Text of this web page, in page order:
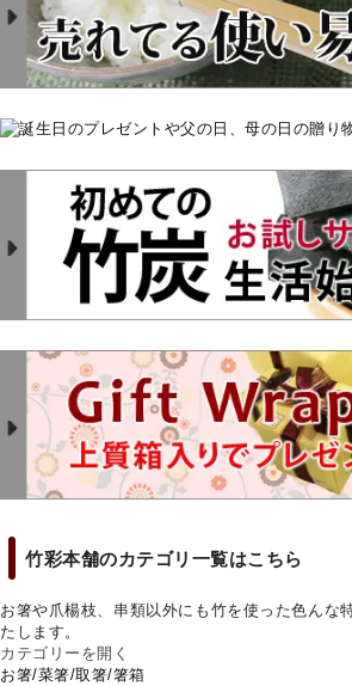
竹彩本舗のカテゴリ一覧はこちら
お箸や爪楊枝、串類以外にも竹を使った色んな
たします。
カテゴリーを開く
お箸/菜箸/取箸/箸箱